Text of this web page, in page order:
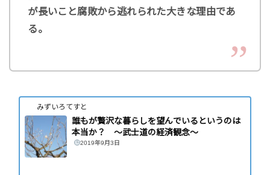
が長いこと腐敗から逃れられた大きな理由であ
る。
みずいろてすと
誰もが贅沢な暮らしを望んでいるというのは
本当か？ 〜武士道の経済観念〜
2019年9月3日